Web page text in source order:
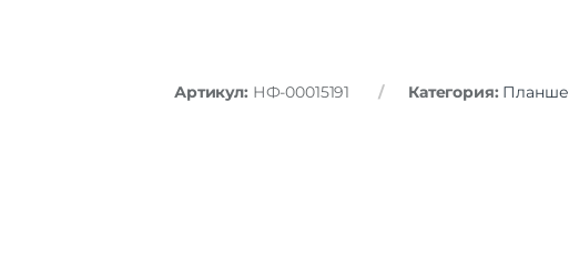
Артикул: НФ-00015191 Категория: